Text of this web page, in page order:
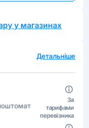
у магазинах
Детальніше
За
тарифами
перевізника